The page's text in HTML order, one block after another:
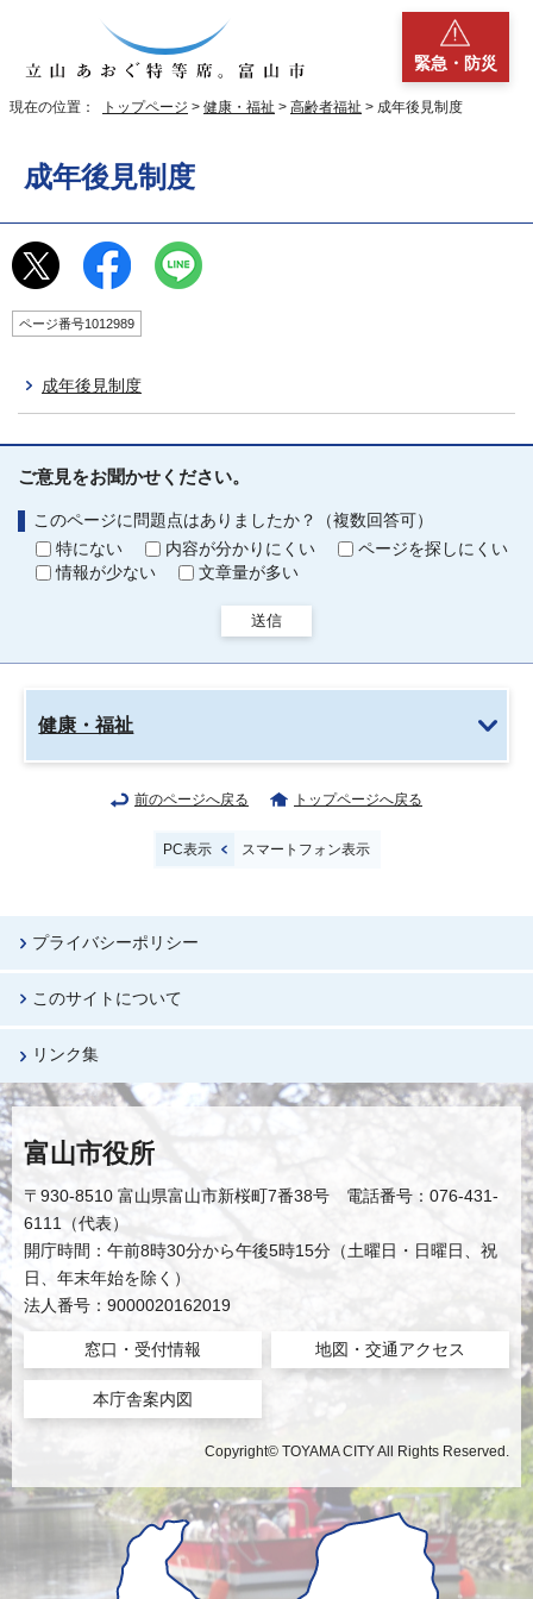
緊急・防災
現在の位置： トップページ > 健康・福祉 > 高齢者福祉 > 成年後見制度
成年後見制度
ページ番号1012989
成年後見制度
ご意見をお聞かせください。
このページに問題点はありましたか？（複数回答可）
特にない
内容が分かりにくい
ページを探しにくい
情報が少ない
文章量が多い
送信
健康・福祉
前のページへ戻る トップページへ戻る
PC表示 スマートフォン表示
プライバシーポリシー
このサイトについて
リンク集
富山市役所
〒930-8510 富山県富山市新桜町7番38号 電話番号：076-431-
6111（代表）
開庁時間：午前8時30分から午後5時15分（土曜日・日曜日、祝
日、年末年始を除く）
法人番号：9000020162019
窓口・受付情報 地図・交通アクセス
本庁舎案内図
Copyright© TOYAMA CITY All Rights Reserved.